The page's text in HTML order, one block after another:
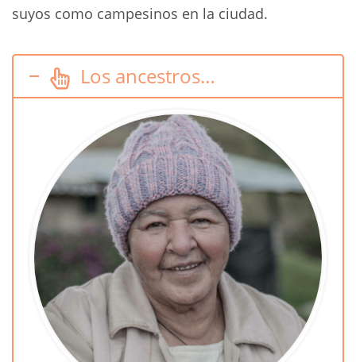
suyos como campesinos en la ciudad.
Los ancestros…